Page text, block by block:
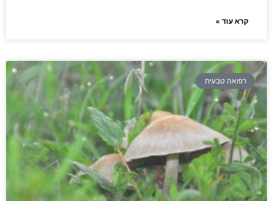
קרא עוד »
רפואה טבעית